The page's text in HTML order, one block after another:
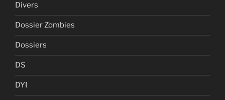
Divers
Dossier Zombies
Dossiers
DS
DYI